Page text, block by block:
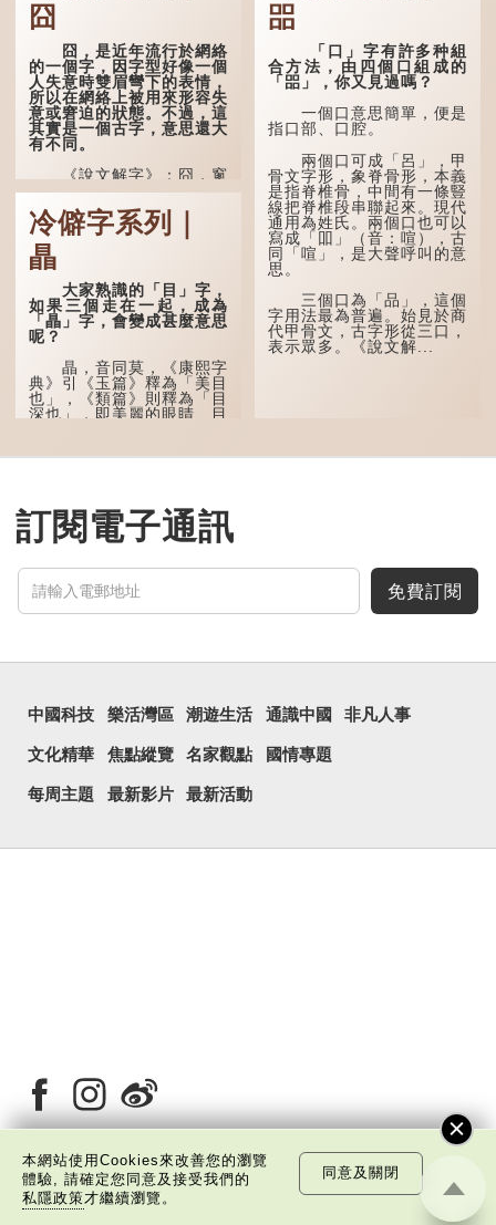
囧
囧，是近年流行於網絡
的一個字，因字型好像一個
人失意時雙眉彎下的表情，
所以在網絡上被用來形容失
意或窘迫的狀態。不過，這
其實是一個古字，意思還大
有不同。
《說文解字》：囧，窻
牖丽廔闿明。象形，本義是
透光通明的窗戶，跟「囪」
一樣都是「窗」的象形字。
甲骨文中又用作地名，古書
中的「黍于囧」表示在囧地
種黍。
這個古字十分少用，直
至21世紀，網絡上開始流
行表情符號，這個字也被網
民當做表情符號來用。
囧字的「八」像一對委
屈的八字眉模樣，「口」像
驚訝、窘迫...
冷僻字系列｜
瞐
大家熟識的「目」字，
如果三個走在一起，成為
「瞐」字，會變成甚麼意思
呢？
瞐，音同莫，《康熙字
典》引《玉篇》釋為「美目
也」，《類篇》則釋為「目
深也」，即美麗的眼睛、目
多年前，蘋果手機推出
能，便用上「瞐」這個字，
表達iPhone12有由8位提
升至10位HDR影片拍攝功
色，達到專...
㗊
「口」字有許多种組
合方法，由四個口組成的
「㗊」，你又見過嗎？
一個口意思簡單，便是
指口部、口腔。
兩個口可成「呂」，甲
骨文字形，象脊骨形，本義
是指脊椎骨，中間有一條豎
線把脊椎段串聯起來。現代
通用為姓氏。兩個口也可以
寫成「吅」（音：喧），古
同「喧」，是大聲呼叫的意
思。
三個口為「品」，這個
字用法最為普遍。始見於商
代甲骨文，古字形從三口，
表示眾多。《說文解...
訂閱電子通訊
免費訂閱
中國科技 樂活灣區 潮遊生活 通識中國 非凡人事
文化精華 焦點縱覽 名家觀點 國情專題
每周主題 最新影片 最新活動
關於我們 版權告示 私隱政策聲明 免責聲明
本網站使用Cookies來改善您的瀏覽
體驗, 請確定您同意及接受我們的
私隱政策才繼續瀏覽。
同意及關閉